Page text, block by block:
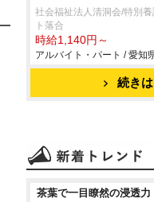
社会福祉法人清洞会/特別
ト落合
時給1,140円～
アルバイト・パート / 愛知
続き
茶葉で一目瞭然の浸透力